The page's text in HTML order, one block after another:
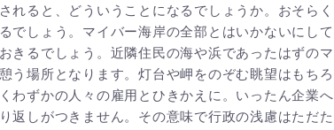
ると、どういうことになるでしょうか。おそらく
でしょう。マイバー海岸の全部とはいかないにして
きるでしょう。近隣住民の海や浜であったはずのマ
う場所となります。灯台や岬をのぞむ眺望はもちろ
わずかの人々の雇用とひきかえに。いったん企業へ
返しがつきません。その意味で行政の浅慮はただた